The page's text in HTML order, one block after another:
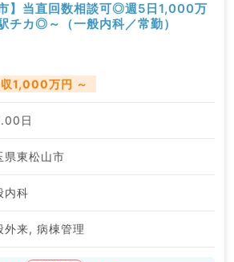
市】当直回数相談可◎週5日1,000万
チカ◎～（一般内科／常勤）
1,000万円 ～
日
県東松山市
内科
外来, 病棟管理